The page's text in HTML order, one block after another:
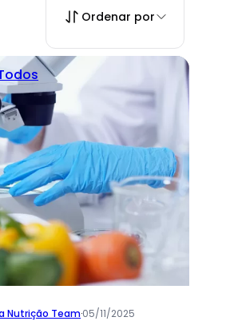
Ordenar por
Nutrição Team·05/11/2025